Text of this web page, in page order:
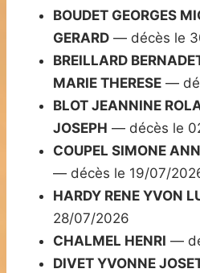
BOUDET GEORGES
GERARD — décès le
BREILLARD
MARIE THERESE —
BLOT JEANNINE
JOSEPH — décès le
COUPEL SIMONE
— décès le 19/07/
HARDY RENE YVON
28/07/2026
CHALMEL HENRI —
DIVET YVONNE